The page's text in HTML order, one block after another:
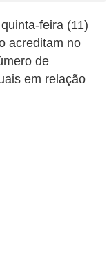
feira (11)
acreditam no
de
em relação